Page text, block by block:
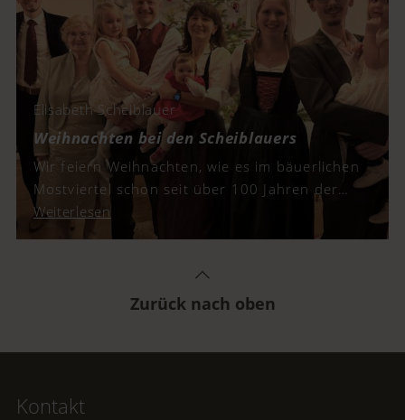
Elisabeth Scheiblauer
Weihnachten bei den Scheiblauers
Wir feiern Weihnachten, wie es im bäuerlichen
Mostviertel schon seit über 100 Jahren der
Brauch ist.
Weiterlesen
Zurück nach oben
Kontakt